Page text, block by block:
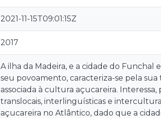
2021-11-15T09:01:15Z
2017
A ilha da Madeira, e a cidade do Funchal
seu povoamento, caracteriza-se pela
associada à cultura açucareira. Interessa,
translocais, interlinguísticas e
açucareira no Atlântico, dado que a